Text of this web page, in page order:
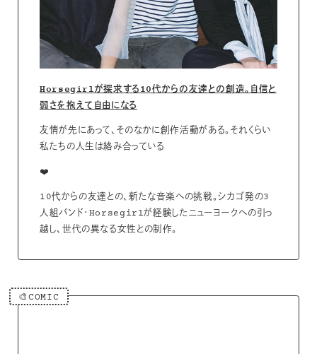
Horsegirlが探求する10代からの友達との創造。自信と
弱さを抱えて自由になる
友情が先にあって、そのなかに創作活動がある。それくらい
私たちの人生は絡み合っている
❤️
10代からの友達との、新たな音楽への挑戦。シカゴ発の3
人組バンド・Horsegirlが経験したニューヨークへの引っ
越し、世代の異なる女性との制作。
🎨COMIC